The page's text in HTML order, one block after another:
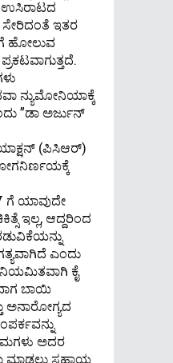
ಉಸಿರಾಟದ
ಇತರ
ಹೋಲುವ
ನ್ಯುಮೋನಿಯಾಕ್ಕೆ
”ಡಾ ಅರ್ಜುನ್
(ಪಿಸಿಆರ್)
ಗೆ ಯಾವುದೇ
ಇಲ್ಲ, ಆದ್ದರಿಂದ
ಎಂದು
ನಿಯಮಿತವಾಗಿ ಕೈ
ಬಾಯಿ
ಅನಾರೋಗ್ಯದ
ಅದರ
ಮಾಡಲು ಸಹಾಯ